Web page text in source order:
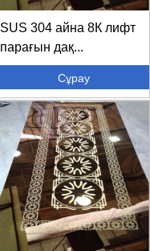
SUS 304 айна 8К лифт
парағын дақ...
Сұрау